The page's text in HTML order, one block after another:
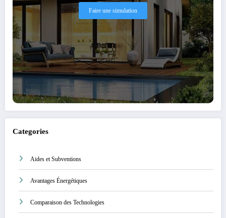
Faire une simulation
Categories
Aides et Subventions
Avantages Énergétiques
Comparaison des Technologies